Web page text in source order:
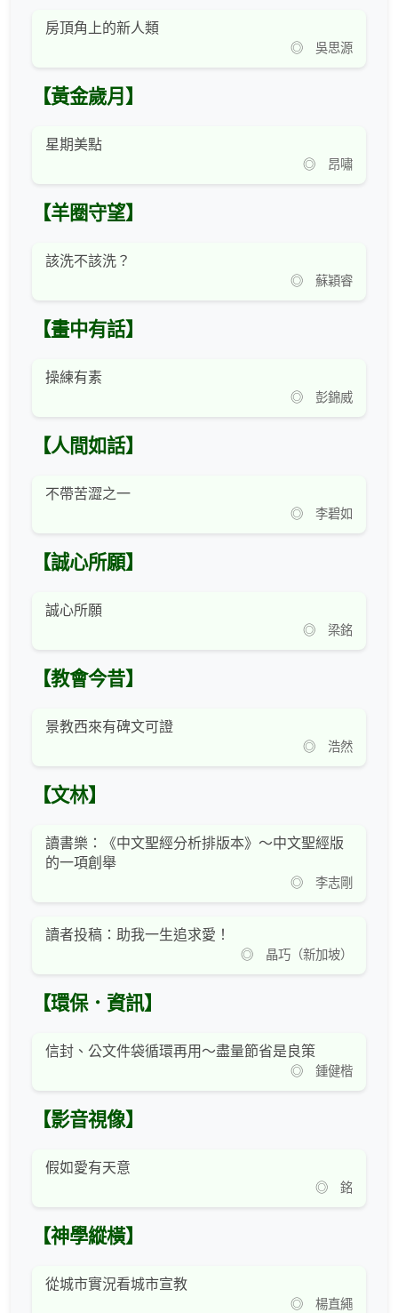
房頂角上的新人類
◎ 吳思源
【黃金歲月】
星期美點
◎ 昂嘯
【羊圈守望】
該洗不該洗？
◎ 蘇穎睿
【畫中有話】
操練有素
◎ 彭錦威
【人間如話】
不帶苦澀之一
◎ 李碧如
【誠心所願】
誠心所願
◎ 梁銘
【教會今昔】
景教西來有碑文可證
◎ 浩然
【文林】
讀書樂：《中文聖經分析排版本》～中文聖經版
的一項創舉
◎ 李志剛
讀者投稿：助我一生追求愛！
◎ 晶巧（新加坡）
【環保．資訊】
信封、公文件袋循環再用～盡量節省是良策
◎ 鍾健楷
【影音視像】
假如愛有天意
◎ 銘
【神學縱橫】
從城市實況看城市宣教
◎ 楊直繩